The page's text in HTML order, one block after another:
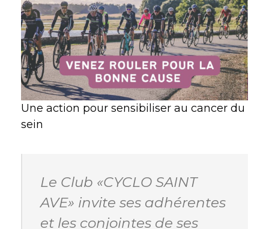
Une action pour sensibiliser au cancer du
sein
Le Club «CYCLO SAINT
AVE» invite ses adhérentes
et les conjointes de ses